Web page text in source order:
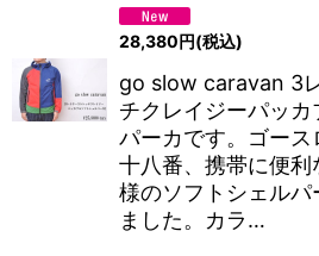
28,380円(税込)
go slow caravan 3
チクレイジーパッ
パーカです。ゴー
十八番、携帯に便
様のソフトシェルパ
ました。カラ…